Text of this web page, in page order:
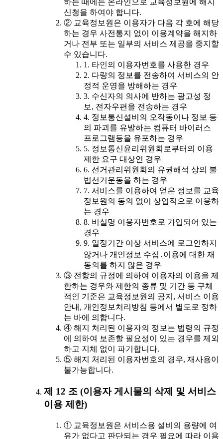
하는 때에는 온라인으로 교육정보원에 해지
신청을 하여야 합니다.
② 교육정보원은 이용자가 다음 각 호에 해당
하는 경우 사전통지 없이 이용계약을 해지하
거나 전부 또는 일부의 서비스 제공을 중지할
수 있습니다.
1. 타인의 이용자번호를 사용한 경우
2. 다량의 정보를 전송하여 서비스의 안
정적 운영을 방해하는 경우
3. 수신자의 의사에 반하는 광고성 정
보, 전자우편을 전송하는 경우
4. 정보통신설비의 오작동이나 정보 등
의 파괴를 유발하는 컴퓨터 바이러스
프로그램등을 유포하는 경우
5. 정보통신윤리위원회로부터의 이용
제한 요구 대상인 경우
6. 선거관리위원회의 유권해석 상의 불
법선거운동을 하는 경우
7. 서비스를 이용하여 얻은 정보를 교육
정보원의 동의 없이 상업적으로 이용하
는 경우
8. 비실명 이용자번호로 가입되어 있는
경우
9. 일정기간 이상 서비스에 로그인하지
않거나 개인정보 수집․이용에 대한 재
동의를 하지 않은 경우
③ 전항의 규정에 의하여 이용자의 이용을 제
한하는 경우와 제한의 종류 및 기간 등 구체
적인 기준은 교육정보원의 공지, 서비스 이용
안내, 개인정보처리방침 등에서 별도로 정하
는 바에 의합니다.
④ 해지 처리된 이용자의 정보는 법령의 규정
에 의하여 보존할 필요성이 있는 경우를 제외
하고 지체 없이 파기합니다.
⑤ 해지 처리된 이용자번호의 경우, 재사용이
불가능합니다.
제 12 조 (이용자 게시물의 삭제 및 서비스
이용 제한)
① 교육정보원은 서비스용 설비의 용량에 여
유가 없다고 판단되는 경우 필요에 따라 이용